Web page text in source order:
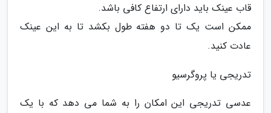
قاب عینک باید دارای ارتفاع کافی باشد.
ممکن است یک تا دو هفته طول بکشد تا به این عینک
عادت کنید.
تدریجی یا پروگرسیو
عدسی تدریجی این امکان را به شما می دهد که با یک